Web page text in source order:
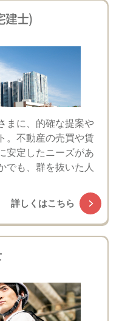
建士)
まに、的確な提案や
。不動産の売買や賃
安定したニーズがあ
でも、群を抜いた人
詳しくはこちら